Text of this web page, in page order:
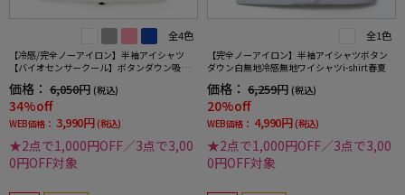
全4色
【冷感/完全ノーアイロン】半袖アイシャツ
【バイオセンサークール】ボタンダウン吸湿
価格： 6,050円 (税込)
34%off
WEB価格： 3,990円 (税込)
★2点で1,000円OFF／3点で3,00
0円OFF対象
全1色
【完全ノーアイロン】半袖アイシャツボタン
ダウン白無地冷感無地ワイシャツi-shirt春夏
価格： 6,259円 (税込)
20%off
WEB価格： 4,990円 (税込)
★2点で1,000円OFF／3点で3,00
0円OFF対象